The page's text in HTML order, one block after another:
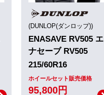
(DUNLOP(ダンロップ))
ENASAVE RV505 エ
ナセーブ RV505
215/60R16
ホイールセット販売価格
95,800円